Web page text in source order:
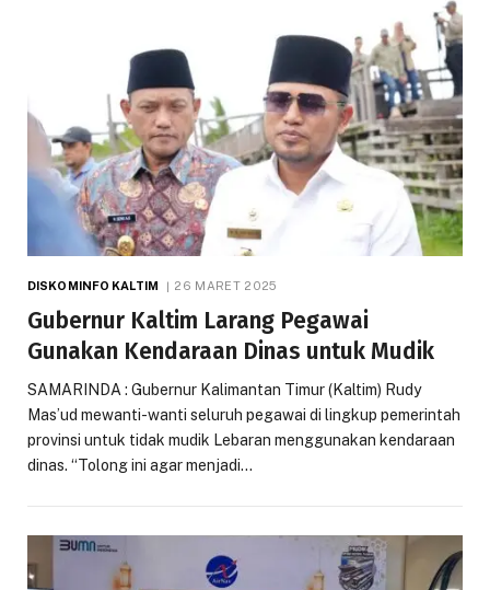
DISKOMINFO KALTIM 26 MARET 2025
Gubernur Kaltim Larang Pegawai
Gunakan Kendaraan Dinas untuk Mudik
SAMARINDA : Gubernur Kalimantan Timur (Kaltim) Rudy
Mas’ud mewanti-wanti seluruh pegawai di lingkup pemerintah
provinsi untuk tidak mudik Lebaran menggunakan kendaraan
dinas. “Tolong ini agar menjadi…